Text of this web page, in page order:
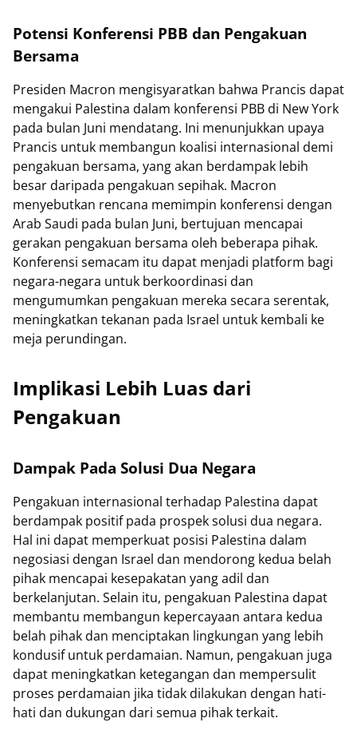
Potensi Konferensi PBB dan Pengakuan
Bersama
Presiden Macron mengisyaratkan bahwa Prancis dapat
mengakui Palestina dalam konferensi PBB di New York
pada bulan Juni mendatang. Ini menunjukkan upaya
Prancis untuk membangun koalisi internasional demi
pengakuan bersama, yang akan berdampak lebih
besar daripada pengakuan sepihak. Macron
menyebutkan rencana memimpin konferensi dengan
Arab Saudi pada bulan Juni, bertujuan mencapai
gerakan pengakuan bersama oleh beberapa pihak.
Konferensi semacam itu dapat menjadi platform bagi
negara-negara untuk berkoordinasi dan
mengumumkan pengakuan mereka secara serentak,
meningkatkan tekanan pada Israel untuk kembali ke
meja perundingan.
Implikasi Lebih Luas dari
Pengakuan
Dampak Pada Solusi Dua Negara
Pengakuan internasional terhadap Palestina dapat
berdampak positif pada prospek solusi dua negara.
Hal ini dapat memperkuat posisi Palestina dalam
negosiasi dengan Israel dan mendorong kedua belah
pihak mencapai kesepakatan yang adil dan
berkelanjutan. Selain itu, pengakuan Palestina dapat
membantu membangun kepercayaan antara kedua
belah pihak dan menciptakan lingkungan yang lebih
kondusif untuk perdamaian. Namun, pengakuan juga
dapat meningkatkan ketegangan dan mempersulit
proses perdamaian jika tidak dilakukan dengan hati-
hati dan dukungan dari semua pihak terkait.